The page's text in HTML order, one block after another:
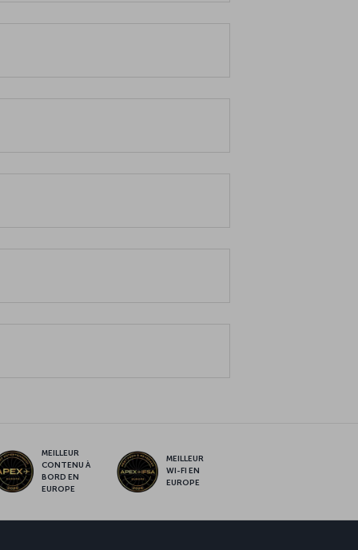
MEILLEUR
CONTENU À
BORD EN
EUROPE
MEILLEUR
WI-FI EN
EUROPE